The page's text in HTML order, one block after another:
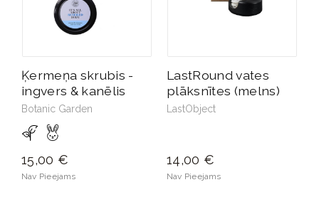
Ķermeņa skrubis -
ingvers & kanēlis
Botanic Garden
15,00 €
Nav Pieejams
LastRound vates
plāksnītes (melns)
LastObject
14,00 €
Nav Pieejams